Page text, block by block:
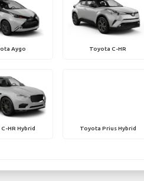
Aygo Toyota C-HR
HR Hybrid Toyota Prius Hybrid